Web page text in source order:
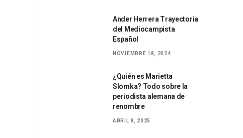
Ander Herrera Trayectoria
del Mediocampista
Español
NOVIEMBRE 18, 2024
¿Quién es Marietta
Slomka? Todo sobre la
periodista alemana de
renombre
ABRIL 8, 2025